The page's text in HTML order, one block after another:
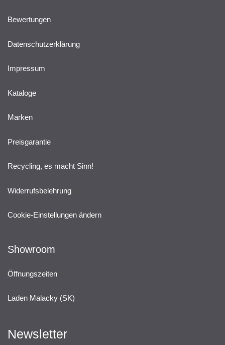
Bewertungen
Datenschutzerklärung
Impressum
Kataloge
Marken
Preisgarantie
Recycling, es macht Sinn!
Widerrufsbelehrung
Cookie-Einstellungen ändern
Showroom
Öffnungszeiten
Laden Malacky (SK)
Newsletter